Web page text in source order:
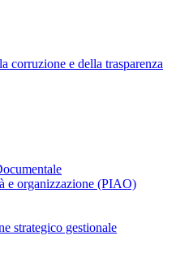
corruzione e della trasparenza
e organizzazione (PIAO)
strategico gestionale